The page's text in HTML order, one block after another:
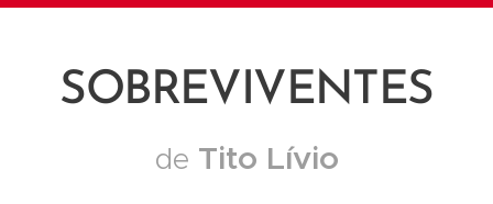
SOBREVIVENTES
de Tito Lívio